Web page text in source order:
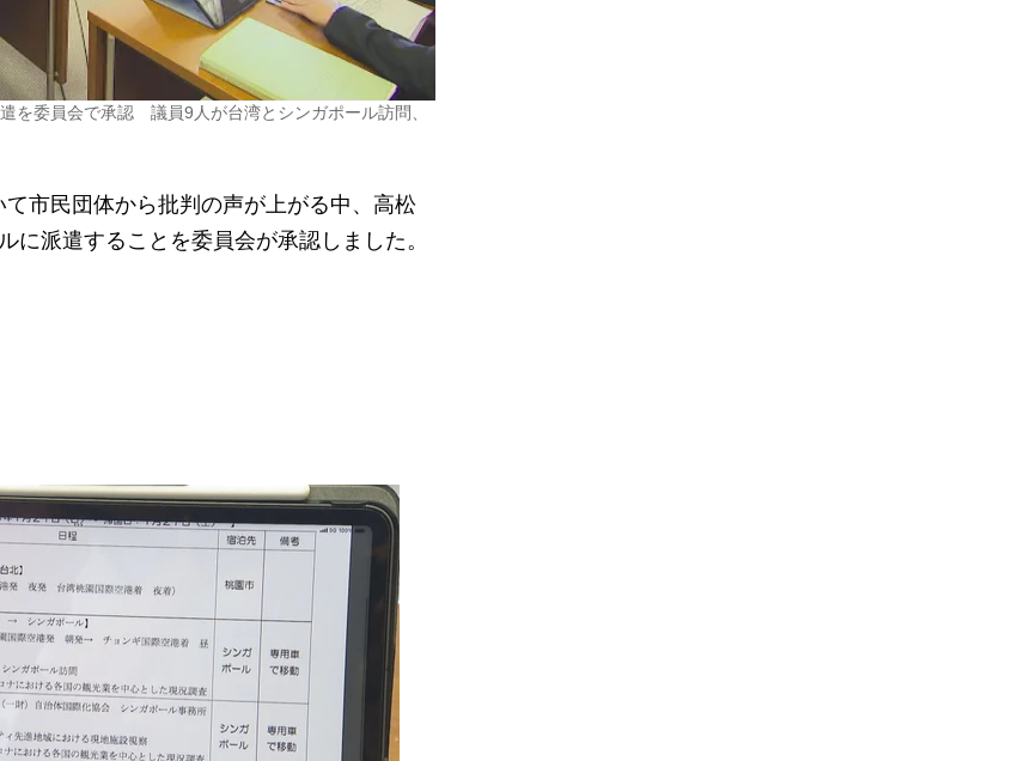
を委員会で承認 議員9人が台湾とシンガポール訪問、
市民団体から批判の声が上がる中、高松
派遣することを委員会が承認しました。